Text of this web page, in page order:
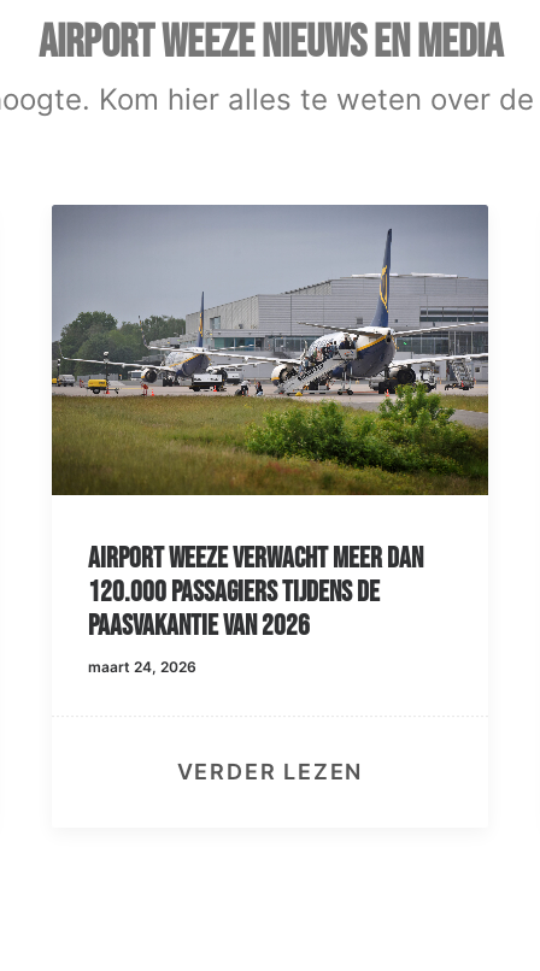
AIRPORT WEEZE NIEUWS EN MEDIA
Kom hier alles te weten over
Airport Weeze kijkt uit naar
Transavia vanaf 2027
maart 24, 2026
VERDER LEZEN